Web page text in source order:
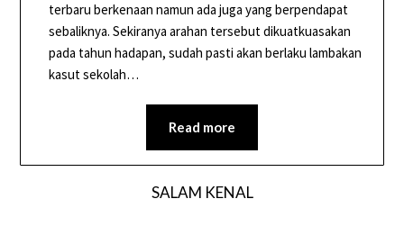
terbaru berkenaan namun ada juga yang berpendapat
sebaliknya. Sekiranya arahan tersebut dikuatkuasakan
pada tahun hadapan, sudah pasti akan berlaku lambakan
kasut sekolah…
Read more
SALAM KENAL